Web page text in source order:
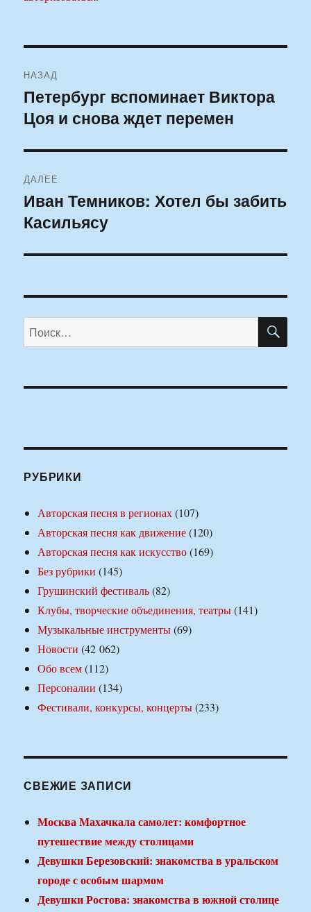
по
записям
НАЗАД
Предыдущая
запись:
Петербург вспоминает Виктора
Цоя и снова ждет перемен
ДАЛЕЕ
Следующая
запись:
Иван Темников: Хотел бы забить
Касильясу
Искать:
РУБРИКИ
Авторская песня в регионах(107)
Авторская песня как движение(120)
Авторская песня как искусство(169)
Без рубрики (145)
Грушинский фестиваль(82)
Клубы, творческие объединения, театры(141)
Музыкальные инструменты(69)
Новости (42 062)
Обо всем(112)
Персоналии (134)
Фестивали, конкурсы, концерты(233)
СВЕЖИЕ ЗАПИСИ
Москва Махачкала самолет: комфортное
путешествие между столицами
Девушки Березовский: знакомства в уральском
городе с особым шармом
Девушки Ростова: знакомства в южной столице